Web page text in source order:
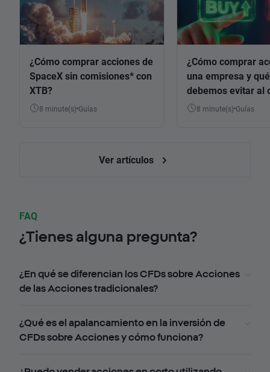
¿Cómo comprar acciones de
SpaceX sin comisiones* con
XTB?
8 minute(s) Guías
¿Cómo comprar
una empresa y
debemos evitar al
8 minute(s) Guías
Ver artículos
FAQ
¿Tienes alguna pregunta?
¿En qué se diferencian los CFDs sobre Acciones
de las Acciones tradicionales?
¿Qué es el apalancamiento en la inversión de
CFDs sobre Acciones y cómo funciona?